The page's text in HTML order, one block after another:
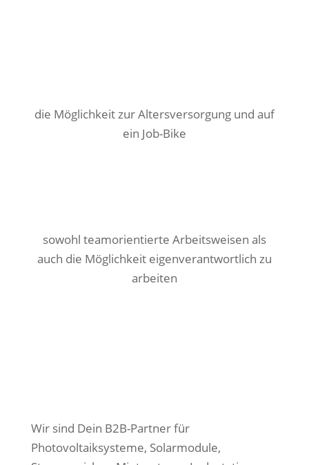
die Möglichkeit zur Altersversorgung und auf
ein Job-Bike
sowohl teamorientierte Arbeitsweisen als
auch die Möglichkeit eigenverantwortlich zu
arbeiten
Wir sind Dein B2B-Partner für
Photovoltaiksysteme, Solarmodule,